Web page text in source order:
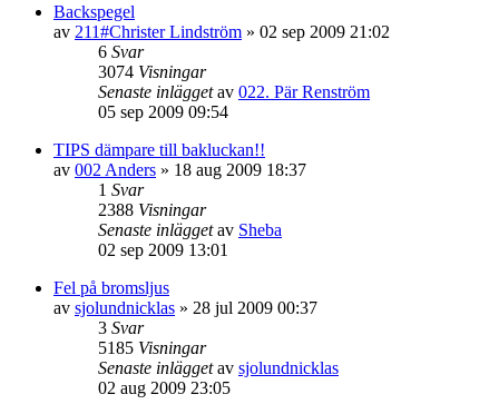
Backspegel
av 211#Christer Lindström » 02 sep 2009 21:02
6 Svar
3074 Visningar
Senaste inläggetav 022. Pär Renström
05 sep 2009 09:54
TIPS dämpare till bakluckan!!
av 002 Anders » 18 aug 2009 18:37
1 Svar
2388 Visningar
Senaste inläggetav Sheba
02 sep 2009 13:01
Fel på bromsljus
av sjolundnicklas » 28 jul 2009 00:37
3 Svar
5185 Visningar
Senaste inläggetav sjolundnicklas
02 aug 2009 23:05